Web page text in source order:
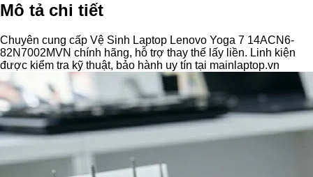
Mô tả chi tiết
Chuyên cung cấp Vệ Sinh Laptop Lenovo Yoga 7 14ACN6-
82N7002MVN chính hãng, hỗ trợ thay thế lấy liền. Linh kiện
được kiểm tra kỹ thuật, bảo hành uy tín tại mainlaptop.vn